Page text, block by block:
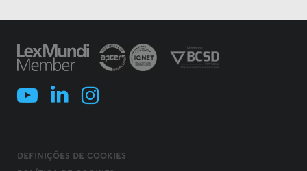
DEFINIÇÕES DE COOKIES